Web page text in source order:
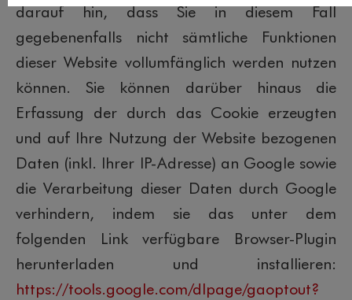
darauf hin, dass Sie in diesem Fall
gegebenenfalls nicht sämtliche Funktionen
dieser Website vollumfänglich werden nutzen
können. Sie können darüber hinaus die
Erfassung der durch das Cookie erzeugten
und auf Ihre Nutzung der Website bezogenen
Daten (inkl. Ihrer IP-Adresse) an Google sowie
die Verarbeitung dieser Daten durch Google
verhindern, indem sie das unter dem
folgenden Link verfügbare Browser-Plugin
herunterladen und installieren:
https://tools.google.com/dlpage/gaoptout?